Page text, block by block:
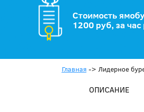
Стоимость
1200 руб, за
Главная -> Лидерное
ОПИСАНИЕ